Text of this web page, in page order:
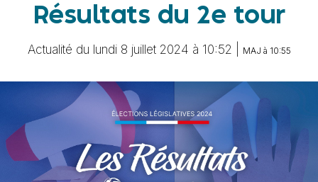
Résultats du 2e tour
Actualité du lundi 8 juillet 2024 à 10:52 | MAJ à 10:55